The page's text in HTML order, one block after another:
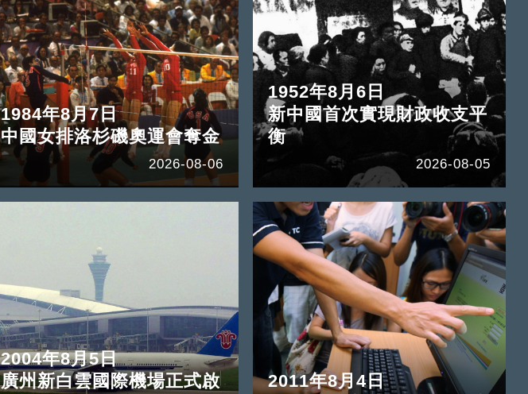
1984年8月7日
中國女排洛杉磯奧運會奪金
2026-08-06
1952年8月6日
新中國首次實現財政收支平
衡
2026-08-05
2004年8月5日
廣州新白雲國際機場正式啟
2011年8月4日